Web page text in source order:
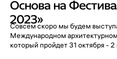
Основа на
2023»
Совсем скоро мы будем
Международном
который пройдет 31 октября -